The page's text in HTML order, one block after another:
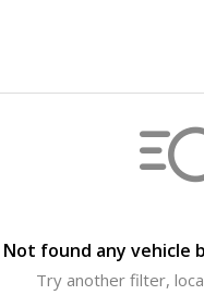
Not found any vehicle
Try another filter,